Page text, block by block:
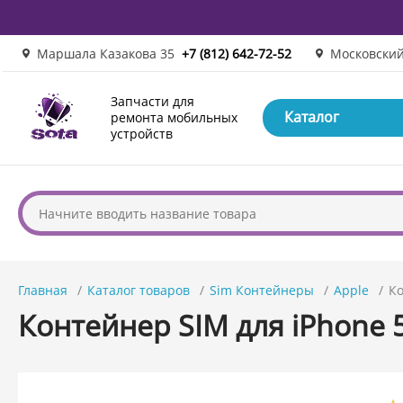
Маршала Казакова 35 +7 (812) 642-72-52
Запчасти для
ремонта мобильных
устройств
Каталог
Главная Каталог товаров Sim Контейнеры Apple
Контейнер SIM для iPhone